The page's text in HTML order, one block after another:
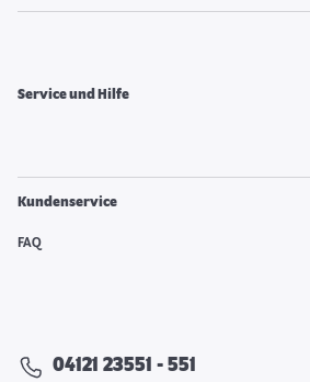
Service und Hilfe
Kundenservice
FAQ
04121 23551 - 551